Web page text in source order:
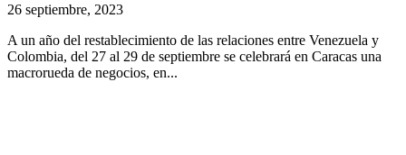
26 septiembre, 2023
A un año del restablecimiento de las relaciones entre Venezuela y
Colombia, del 27 al 29 de septiembre se celebrará en Caracas una
macrorueda de negocios, en...